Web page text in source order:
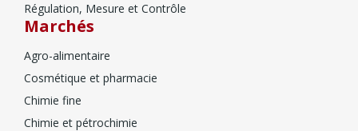
Régulation, Mesure et Contrôle
Marchés
Agro-alimentaire
Cosmétique et pharmacie
Chimie fine
Chimie et pétrochimie